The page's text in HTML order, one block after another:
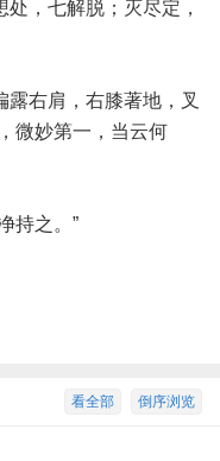
，七解脱；灭尽定，
右肩，右膝著地，叉
微妙第一，当云何
持之。”
倒序浏览
看全部